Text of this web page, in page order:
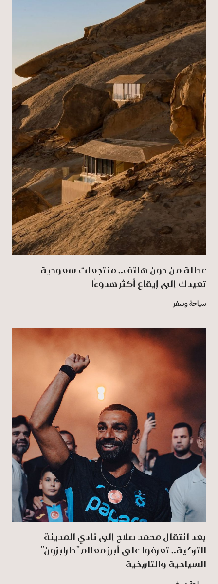
عطلة من دون هاتف.. منتجعات سعودية
تعيدك إلى إيقاع أكثر هدوءًا
سياحة وسفر
بعد انتقال محمد صلاح إلى نادي المدينة
التركية.. تعرفوا على أبرز معالم "طرابزون"
السياحية والتاريخية